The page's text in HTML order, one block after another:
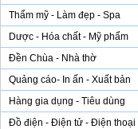
Thẩm mỹ - Làm đẹp - Spa
Dược - Hóa chất - Mỹ phẩm
Đền Chùa - Nhà thờ
Quảng cáo- In ấn - Xuất bản
Hàng gia dụng - Tiêu dùng
Đồ điện - Điện tử - Điện thoại